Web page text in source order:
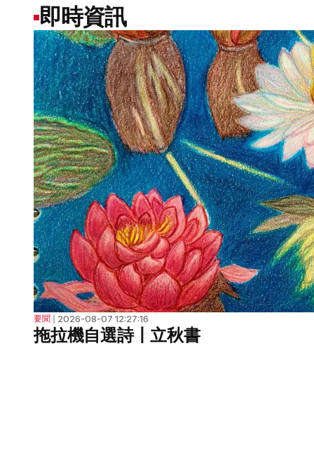
即時資訊
要聞 ❘ 2026-08-07 12:27:16
拖拉機自選詩丨立秋書